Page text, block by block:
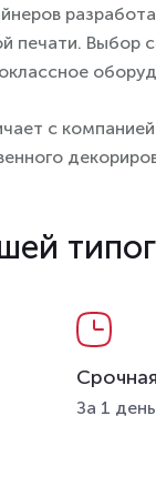
Выбор
с
За 1